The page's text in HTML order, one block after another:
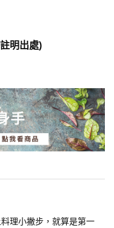
明出處)
理小撇步，就算是第一